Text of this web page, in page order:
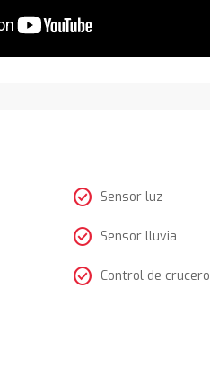
check_circle Sensor luz
check_circle Sensor lluvia
check_circle Control de crucero